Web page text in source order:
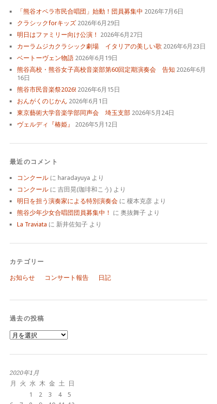
「熊谷オペラ市民合唱団」始動！団員募集中 2026年7月6日
クラシックforキッズ 2026年6月29日
明日はファミリー向け公演！ 2026年6月27日
カーラムジカクラシック劇場 イタリアの美しい歌 2026年6月23日
ベートーヴェン物語 2026年6月19日
熊谷高校・熊谷女子高校音楽部第60回定期演奏会 告知 2026年6月
16日
熊谷市民音楽祭2026! 2026年6月15日
おんがくのじかん 2026年6月1日
東京藝術大学音楽学部同声会 埼玉支部 2026年5月24日
ヴェルディ『椿姫』
2026年5月12日
最近のコメント
コンクール に haradayuya より
コンクール に 吉田晃(珈琲和こう) より
明日を担う演奏家による特別演奏会 に 榎本克彦 より
熊谷少年少女合唱団団員募集中！ に 奥抜舞子 より
La Traviata に 新井佐知子 より
カテゴリー
お知らせ コンサート報告 日記
過去の投稿
過
2020年1月
月
火 水 木 金 土
日
1
2 3 4
5